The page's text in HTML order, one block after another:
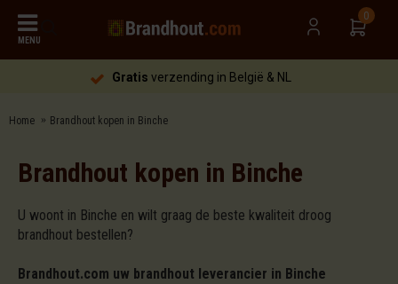
MENU
0
Gratis verzending in België & NL
Home Brandhout kopen in Binche
Brandhout kopen in Binche
U woont in Binche en wilt graag de beste kwaliteit droog
brandhout bestellen?
Brandhout.com uw brandhout leverancier in Binche